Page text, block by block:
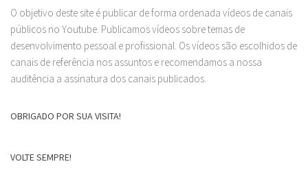
O objetivo deste site é publicar de forma ordenada vídeos de canais
públicos no Youtube. Publicamos vídeos sobre temas de
desenvolvimento pessoal e profissional. Os vídeos são escolhidos de
canais de referência nos assuntos e recomendamos a nossa
auditência a assinatura dos canais publicados.
OBRIGADO POR SUA VISITA!
VOLTE SEMPRE!